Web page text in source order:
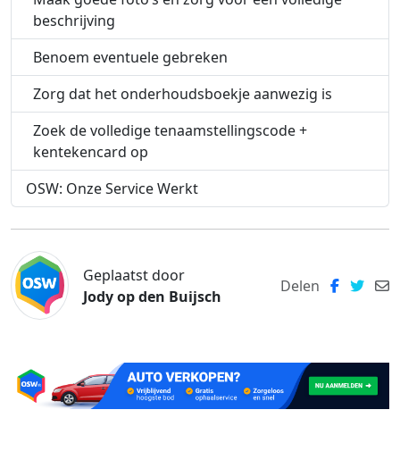
beschrijving
Benoem eventuele gebreken
Zorg dat het onderhoudsboekje aanwezig is
Zoek de volledige tenaamstellingscode +
kentekencard op
OSW: Onze Service Werkt
Geplaatst door
Jody op den Buijsch
Delen